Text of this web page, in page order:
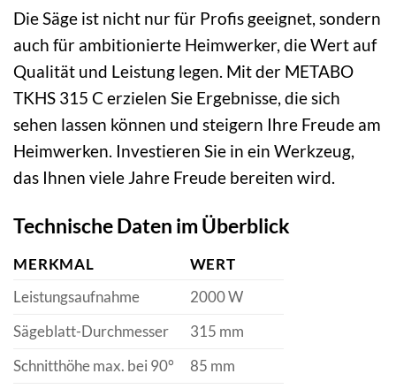
Die Säge ist nicht nur für Profis geeignet, sondern
auch für ambitionierte Heimwerker, die Wert auf
Qualität und Leistung legen. Mit der METABO
TKHS 315 C erzielen Sie Ergebnisse, die sich
sehen lassen können und steigern Ihre Freude am
Heimwerken. Investieren Sie in ein Werkzeug,
das Ihnen viele Jahre Freude bereiten wird.
Technische Daten im Überblick
MERKMAL
WERT
Leistungsaufnahme
2000 W
Sägeblatt-Durchmesser
315 mm
Schnitthöhe max. bei 90°
85 mm